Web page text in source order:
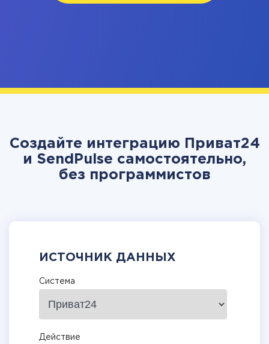
Создайте интеграцию Приват24
и SendPulse самостоятельно,
без программистов
ИСТОЧНИК ДАННЫХ
Система
Действие